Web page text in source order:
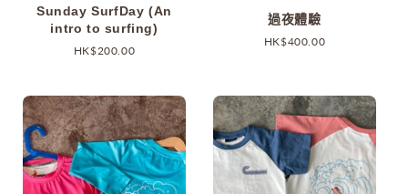
Sunday SurfDay (An
intro to surfing)
原
HK$200.00
過夜體驗
原
HK$400.00